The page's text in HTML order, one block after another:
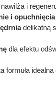
nawilża i
i opuchnięcia
delikatną
dla efektu
formuła idealna